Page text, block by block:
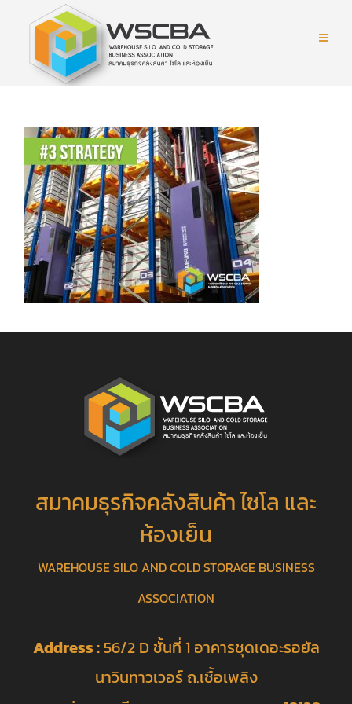
สมาคมธุรกิจคลังสินค้า ไซโล และ
ห้องเย็น
WAREHOUSE SILO AND COLD STORAGE BUSINESS
ASSOCIATION
Address :56/2 D ชั้นที่ 1 อาคารชุดเดอะรอยัล
นาวินทาวเวอร์ ถ.เชื้อเพลิง